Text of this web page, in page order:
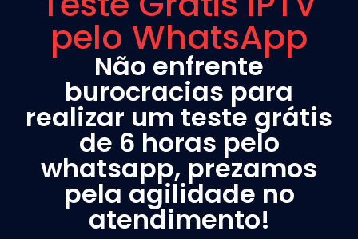
pelo WhatsApp
Não enfrente
burocracias para
realizar um teste grátis
de 6 horas pelo
whatsapp, prezamos
pela agilidade no
atendimento!